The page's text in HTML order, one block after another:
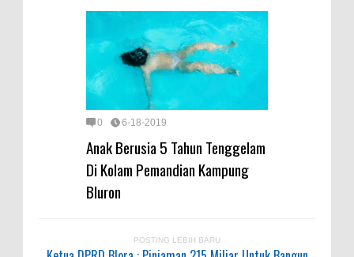
0 6-18-2019
Anak Berusia 5 Tahun Tenggelam
Di Kolam Pemandian Kampung
Bluron
POSTING LEBIH BARU